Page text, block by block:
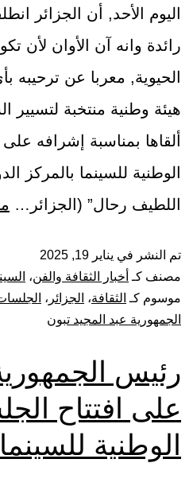
اليوم الأحد, أن الجزائر
رائدة وانه آن الأوان لأن
الحيوية, معربا عن
هيئة وطنية منتخبة لتسيير
ألقاها بمناسبة إشرافه
الوطنية للسينما بالمركز
اللطيف رحال” (الجزائر…
تم النشر في يناير 19, 2025
مصنف كـ أخبار الثقافة والفن،
موسوم كـ الثقافة، الجزائر ،
الجمهورية عبد المجيد تبون
رئيس
على افتتاح
الوطنية للسينما